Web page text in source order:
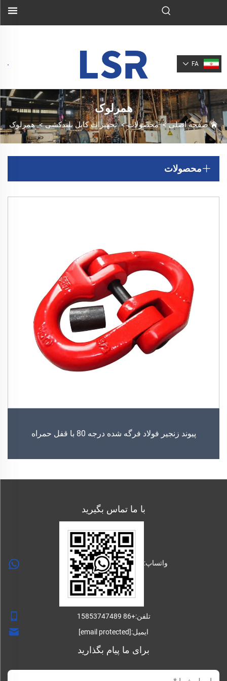
FA
همرلوک
صفحه اصلی>محصولات>تجهیزات کابل بلندکشی>همرلوک
محصولات
پیوند زنجیر فولاد فرگه شده درجه 80 با قفل حمراه
با ما تماس بگیرید
واتساپ:
تلفن:+86 15853747489
ایمیل:[email protected]
برای ما پیام بگذارید